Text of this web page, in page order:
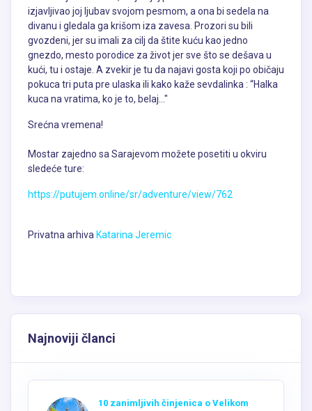
izjavljivao joj ljubav svojom pesmom, a ona bi sedela na
divanu i gledala ga krišom iza zavesa. Prozori su bili
gvozdeni, jer su imali za cilj da štite kuću kao jedno
gnezdo, mesto porodice za život jer sve što se dešava u
kući, tu i ostaje. A zvekir je tu da najavi gosta koji po običaju
pokuca tri puta pre ulaska ili kako kaže sevdalinka : “Halka
kuca na vratima, ko je to, belaj..."
Srećna vremena!
Mostar zajedno sa Sarajevom možete posetiti u okviru
sledeće ture:
https://putujem.online/sr/adventure/view/762
Privatna arhiva Katarina Jeremic
Najnoviji članci
10 zanimljivih činjenica o Velikom